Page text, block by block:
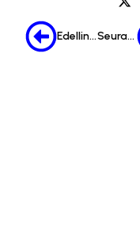
Edellinen Seuraava